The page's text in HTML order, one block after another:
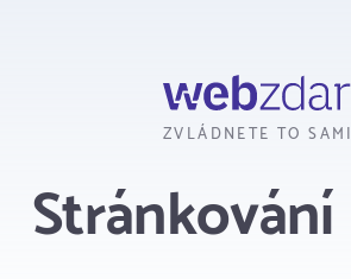
ZVLÁDNETE TO SAMI
Stránkování